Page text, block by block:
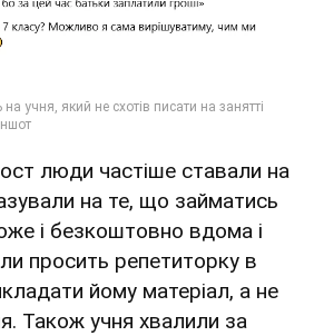
люди частіше ставали на
на те, що займатись
і безкоштовно вдома і
просить репетиторку в
йому матеріал, а не
Також учня хвалили за